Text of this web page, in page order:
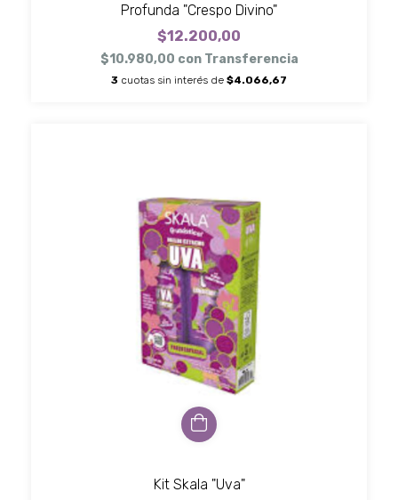
Profunda "Crespo Divino"
$12.200,00
$10.980,00 con Transferencia
3 cuotas sin interés de $4.066,67
Kit Skala "Uva"